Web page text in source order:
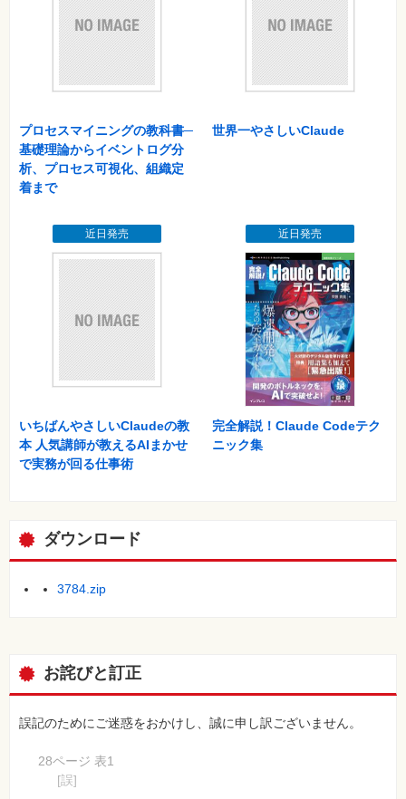
016 平均値を求めるときにいちいちAVERAGE関数を入力して
017 予定表を作るときに土日のセルを選択して色を塗りつぶし
018 名前を姓と名のセルに分けたい！ コピペで何とかなりま
019 商品名や製品名の入力間違いが多い
020 住所録を手打ちで入力。いつまでたっても終わらない
021 何千件のデータから、東京都の男性だけを取り出してと言
われても
023 集計したデータをどう読み取ればいいの？
024 よく使う機能のショートカットキーがない
025 目の前の仕事を手当たり次第にこなしている
コラム マインドセットの重要性
第3章 関数を使いこなしたい人のためのあるある
ビジネスを影で支えてくれる関数を使いこなそう
026 カレンダーで曜日を調べて予定表に入力している
027 納品日まで、あと何日あるのか把握できていない
028 時給を求めたかったのに時間が表示された
029 セルにデータを入力しても再計算が実行されない！
030 数式をコピーしたら、正しい結果が表示されない
031 消費税を含めた金額の合計が実際と微妙に異なる
034 抽出したデータを集計したいのにすべてのデータが合計さ
れる
035 担当者別の売り上げを比較したいんだけどフィルターを使
えばいいのかな？
038 商品リストの単価を確認しながら見積もりに価格を記載す
るのが面倒
039 2つの条件に一致する値を取り出したい！ VLOOKUPを
使えばいいの？
コラム アウトプットが一番の近道
第4章 伝える力を上げたい人のためのあるある
プロセスマイニングの教科書─
基礎理論からイベントログ分
析、プロセス可視化、組織定
着まで
世界一やさしいClaude
近日発売
いちばんやさしいClaudeの教
本 人気講師が教えるAIまかせ
で実務が回る仕事術
近日発売
完全解説！Claude Codeテク
ニック集
ダウンロード
3784.zip
お詫びと訂正
誤記のためにご迷惑をおかけし、誠に申し訳ございません。
28ページ 表1
[誤]